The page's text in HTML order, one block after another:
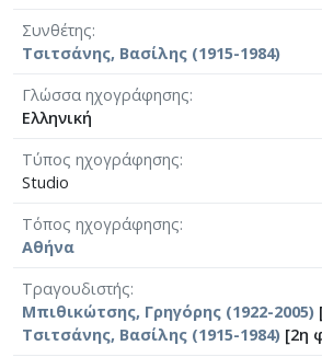
Συνθέτης
Τσιτσάνης, Βασίλης (1915-1984)
Γλώσσα ηχογράφησης
Ελληνική
Τύπος ηχογράφησης
Studio
Τόπος ηχογράφησης
Αθήνα
Τραγουδιστής
Μπιθικώτσης, Γρηγόρης (1922-2005)
Τσιτσάνης, Βασίλης (1915-1984) [2η